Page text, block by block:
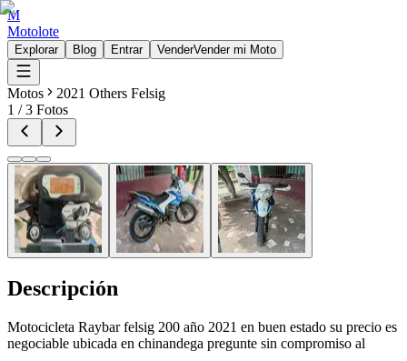
M
Motolote
Explorar Blog Entrar VenderVender mi Moto
Motos
2021 Others Felsig
1 /3 Fotos
Descripción
Motocicleta Raybar felsig 200 año 2021 en buen estado su precio es
negociable ubicada en chinandega pregunte sin compromiso al